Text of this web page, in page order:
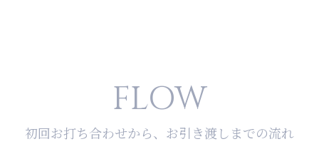
FLOW
初回お打ち合わせから、お引き渡しまでの流れ